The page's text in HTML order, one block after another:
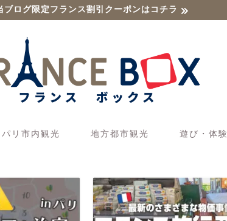
ブログ限定フランス割引クーポンはコチラ
パリ市内観光 地方都市観光 遊び・体験